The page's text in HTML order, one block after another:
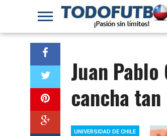
Juan
cancha
UNIVERSIDAD DE CHILE